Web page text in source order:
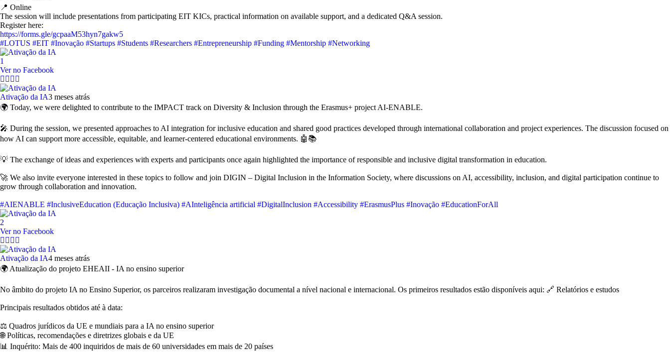
📍 Online
The session will include presentations from participating EIT KICs, practical information on available support, and a dedicated Q&A session.
Register here:
https://forms.gle/gcpaaM53hyn7gakw5
#LOTUS #EIT #Inovação #Startups #Students #Researchers #Entrepreneurship #Funding #Mentorship #Networking
1
Ver no Facebook
Ativação da IA3 meses atrás
🌍 Today, we were delighted to contribute to the IMPACT track on Diversity & Inclusion through the Erasmus+ project AI-ENABLE.
🎤 During the session, we presented approaches to AI integration for inclusive education and shared good practices developed through international collaboration and project experiences. The discussion focused on
how AI can support more accessible, equitable, and learner-centered educational environments. 🤖📚
💡 The exchange of ideas and experiences with experts and participants once again highlighted the importance of responsible and inclusive digital transformation in education.
🚀 We also invite everyone interested in these topics to follow and join DIGIN – Digital Inclusion in the Information Society, where discussions on AI, accessibility, inclusion, and digital participation continue to
grow through collaboration and innovation.
#AIENABLE #InclusiveEducation (Educação Inclusiva) #AInteligência artificial #DigitalInclusion #Accessibility #ErasmusPlus #Inovação #EducationForAll
2
Ver no Facebook
Ativação da IA4 meses atrás
🌍 Atualização do projeto EHEAII - IA no ensino superior
No âmbito do projeto IA no Ensino Superior, os parceiros realizaram investigação documental a nível nacional e internacional. Os primeiros resultados estão disponíveis aqui: 🔗 Relatórios e estudos
Principais resultados obtidos até à data:
⚖️ Quadros jurídicos da UE e mundiais para a IA no ensino superior
🌐 Políticas, recomendações e diretrizes globais e da UE
📊 Inquérito: Mais de 400 inquiridos de mais de 60 universidades em mais de 20 países